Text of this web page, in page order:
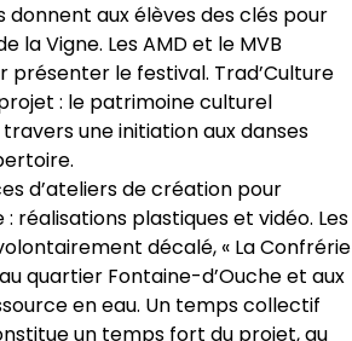
donnent aux élèves des clés pour
la Vigne. Les AMD et le MVB
le festival. Trad’Culture
: le patrimoine culturel
une initiation aux danses
d’ateliers de création pour
réalisations plastiques et vidéo. Les
décalé, « La Confrérie
quartier Fontaine-d’Ouche et aux
en eau. Un temps collectif
un temps fort du projet, au